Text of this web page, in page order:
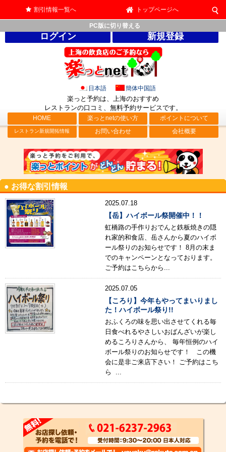
割引情報一覧へ トップページへ
PC版に切り替える
ログイン 新規登録
日本語 簡体中国語
楽っと予約は、上海のおすすめ
レストランの口コミ、無料予約サービスです。
HOME 楽っとnetの使い方 ポイントについて
レストラン新規開拓情報 お問い合わせ 会社概要
● お得な割引情報
2025.07.18
【岳】ハイボール祭開催中！！
虹橋路の手作りおでんと鉄板焼きの隠
れ家的和食店、岳さんから夏のハイボ
ール祭りのお知らせです！ 8月の末ま
でのキャンペーンとなっております。
ご予約はこちらから...
2025.07.05
【ころり】今年もやってまいりまし
た！ハイボール祭り!!
おふくろの味を思い出させてくれる毎
日食べれるやさしいおばんざいが楽し
めるころりさんから、 毎年恒例のハイ
ボール祭りのお知らせです！ この機
会に是非ご来店下さい！ ご予約はこち
ら ...